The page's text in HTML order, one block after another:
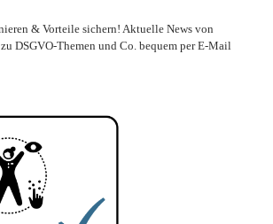
& Vorteile sichern! Aktuelle News von
DSGVO-Themen und Co. bequem per E-Mail